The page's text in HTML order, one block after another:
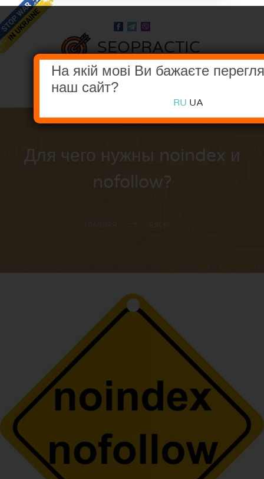
SEOPRACTIC
Для чего нужны noindex и
nofollow?
На якій мові Ви бажаєте
наш сайт?
RU UA